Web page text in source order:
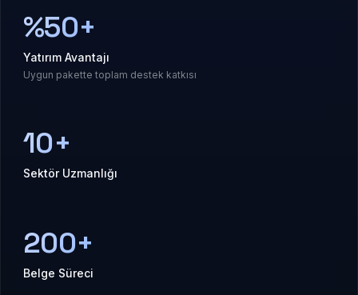
%50+
Yatırım Avantajı
Uygun pakette toplam destek katkısı
10+
Sektör Uzmanlığı
200+
Belge Süreci